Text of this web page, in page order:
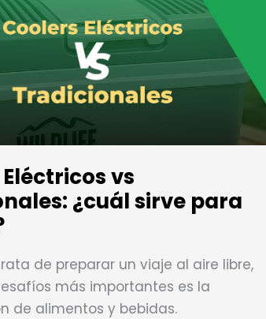
vs
¿cuál sirve para
de preparar un viaje al aire libre,
más importantes es la
de alimentos y bebidas.